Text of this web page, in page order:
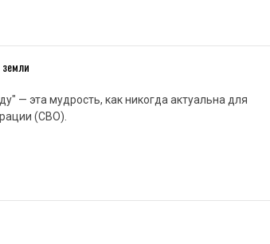
— эта мудрость, как никогда актуальна для
(СВО).